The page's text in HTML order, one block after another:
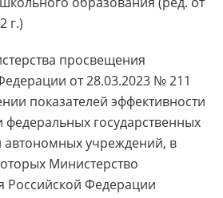
г.)
просвещения
от 28.03.2023 № 211
показателей эффективности
федеральных государственных
учреждений, в
Министерство
Российской Федерации